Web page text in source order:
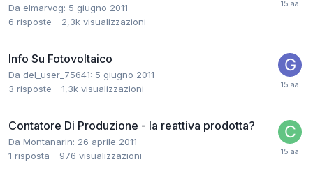
Da elmarvog: 5 giugno 2011
6 risposte 2,3k visualizzazioni
Info Su Fotovoltaico
Da del_user_75641: 5 giugno 2011
3 risposte 1,3k visualizzazioni
Contatore Di Produzione - la reattiva prodotta?
Da Montanarin: 26 aprile 2011
1 risposta 976 visualizzazioni